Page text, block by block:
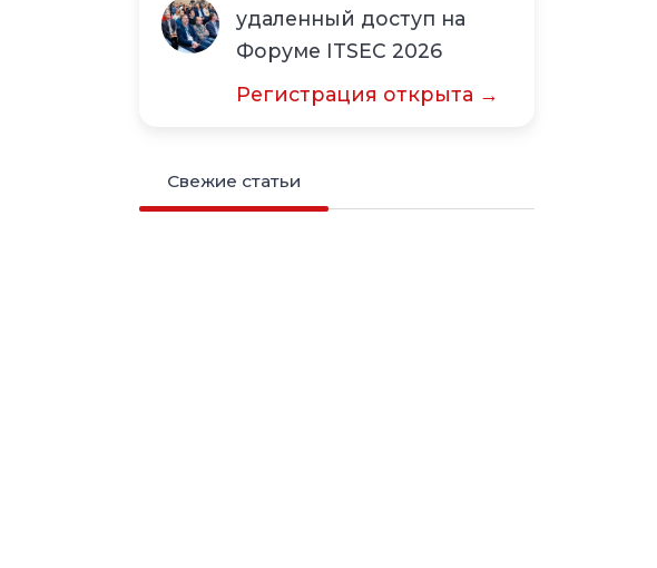
удаленный доступ на
Форуме ITSEC 2026
Регистрация открыта →
Свежие статьи